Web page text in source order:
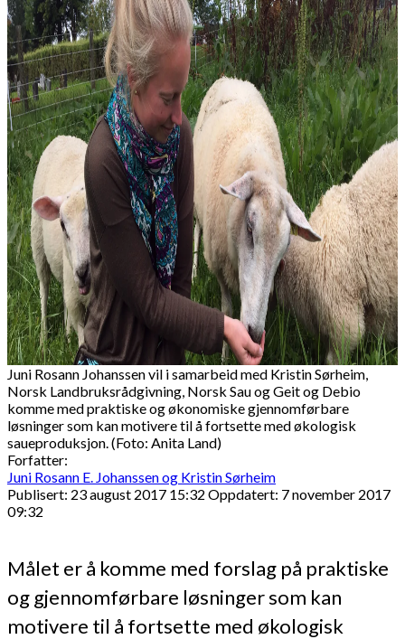
Juni Rosann Johanssen vil i samarbeid med Kristin Sørheim,
Norsk Landbruksrådgivning, Norsk Sau og Geit og Debio
komme med praktiske og økonomiske gjennomførbare
løsninger som kan motivere til å fortsette med økologisk
saueproduksjon. (Foto: Anita Land)
Forfatter:
Juni Rosann E. Johanssen og Kristin Sørheim
Publisert: 23 august 2017 15:32 Oppdatert: 7 november 2017
09:32
Målet er å komme med forslag på praktiske
og gjennomførbare løsninger som kan
motivere til å fortsette med økologisk